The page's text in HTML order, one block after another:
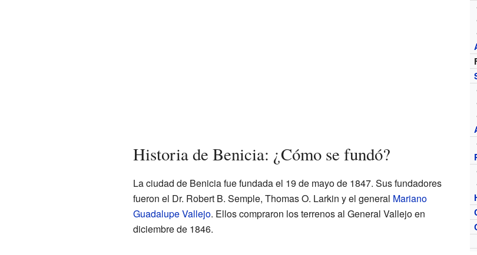
Historia de Benicia: ¿Cómo se fundó?
La ciudad de Benicia fue fundada el 19 de mayo de 1847. Sus fundadores
fueron el Dr. Robert B. Semple, Thomas O. Larkin y el general Mariano
Guadalupe Vallejo. Ellos compraron los terrenos al General Vallejo en
diciembre de 1846.